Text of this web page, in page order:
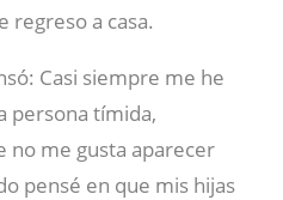
regreso a casa.
Casi siempre me he
persona tímida,
no me gusta aparecer
pensé en que mis hijas